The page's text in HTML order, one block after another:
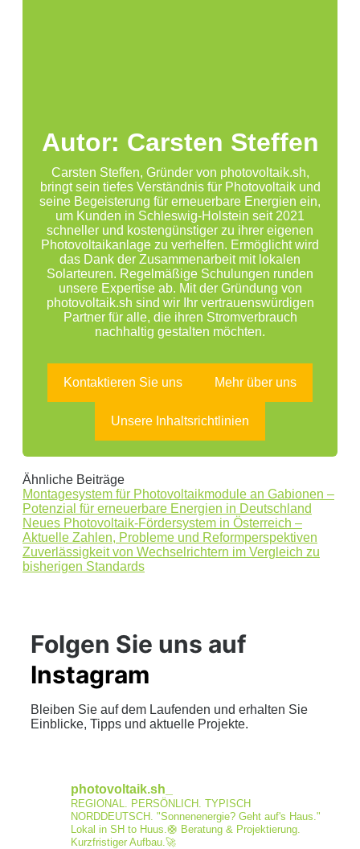
Autor: Carsten Steffen
Carsten Steffen, Gründer von photovoltaik.sh,
bringt sein tiefes Verständnis für Photovoltaik und
seine Begeisterung für erneuerbare Energien ein,
um Kunden in Schleswig-Holstein seit 2021
schneller und kostengünstiger zu ihrer eigenen
Photovoltaikanlage zu verhelfen. Ermöglicht wird
das Dank der Zusammenarbeit mit lokalen
Solarteuren. Regelmäßige Schulungen runden
unsere Expertise ab. Mit der Gründung von
photovoltaik.sh sind wir Ihr vertrauenswürdigen
Partner für alle, die ihren Stromverbrauch
nachhaltig gestalten möchten.
Kontaktieren Sie uns Mehr über uns
Unsere Inhaltsrichtlinien
Ähnliche Beiträge
Montagesystem für Photovoltaikmodule an Gabionen –
Potenzial für erneuerbare Energien in Deutschland
Neues Photovoltaik-Fördersystem in Österreich –
Aktuelle Zahlen, Probleme und Reformperspektiven
Zuverlässigkeit von Wechselrichtern im Vergleich zu
bisherigen Standards
Folgen Sie uns auf
Instagram
Bleiben Sie auf dem Laufenden und erhalten Sie
Einblicke, Tipps und aktuelle Projekte.
photovoltaik.sh_
REGIONAL. PERSÖNLICH. TYPISCH
NORDDEUTSCH.
"Sonnenenergie? Geht auf's Haus."
Lokal in SH to Huus.🛟 Beratung & Projektierung.
Kurzfristiger Aufbau.🚀